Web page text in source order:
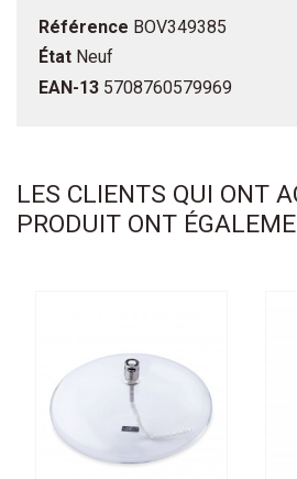
Référence BOV349385
État Neuf
EAN-13 5708760579969
LES CLIENTS QUI ONT
PRODUIT ONT